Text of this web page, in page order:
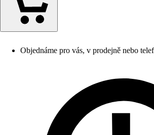
Objednáme pro vás, v prodejně nebo